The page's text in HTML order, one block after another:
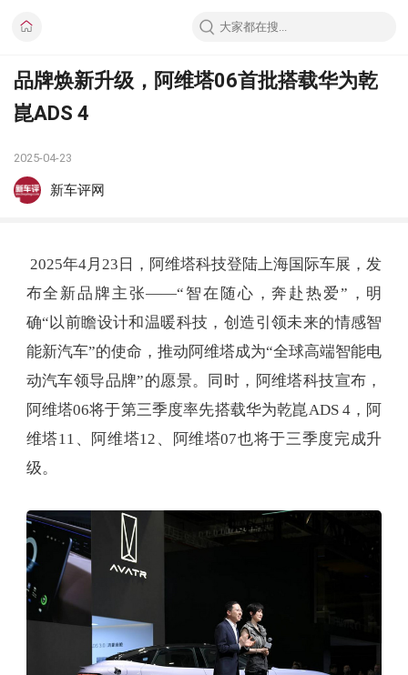
品牌焕新升级，阿维塔06首批搭载华为乾
崑ADS 4
2025-04-23
新车评网
2025年4月23日，阿维塔科技登陆上海国际车展，发
布全新品牌主张——“智在随心，奔赴热爱”，明
确“以前瞻设计和温暖科技，创造引领未来的情感智
能新汽车”的使命，推动阿维塔成为“全球高端智能电
动汽车领导品牌”的愿景。同时，阿维塔科技宣布，
阿维塔06将于第三季度率先搭载华为乾崑ADS 4，阿
维塔11、阿维塔12、阿维塔07也将于三季度完成升
级。